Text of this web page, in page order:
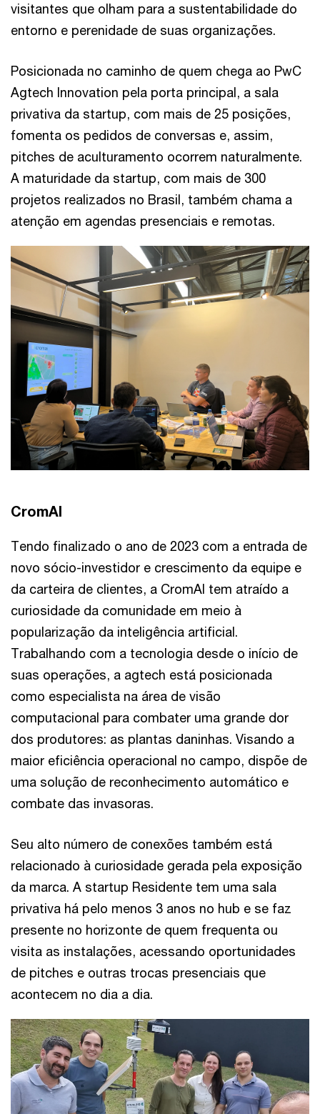
visitantes que olham para a sustentabilidade do
entorno e perenidade de suas organizações.
Posicionada no caminho de quem chega ao PwC
Agtech Innovation pela porta principal, a sala
privativa da startup, com mais de 25 posições,
fomenta os pedidos de conversas e, assim,
pitches de aculturamento ocorrem naturalmente.
A maturidade da startup, com mais de 300
projetos realizados no Brasil, também chama a
atenção em agendas presenciais e remotas.
CromAI
Tendo finalizado o ano de 2023 com a entrada de
novo sócio-investidor e crescimento da equipe e
da carteira de clientes, a CromAI tem atraído a
curiosidade da comunidade em meio à
popularização da inteligência artificial.
Trabalhando com a tecnologia desde o início de
suas operações, a agtech está posicionada
como especialista na área de visão
computacional para combater uma grande dor
dos produtores: as plantas daninhas. Visando a
maior eficiência operacional no campo, dispõe de
uma solução de reconhecimento automático e
combate das invasoras.
Seu alto número de conexões também está
relacionado à curiosidade gerada pela exposição
da marca. A startup Residente tem uma sala
privativa há pelo menos 3 anos no hub e se faz
presente no horizonte de quem frequenta ou
visita as instalações, acessando oportunidades
de pitches e outras trocas presenciais que
acontecem no dia a dia.